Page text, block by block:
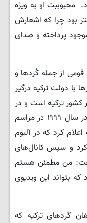
محبوببت او به ویژه
بود چرا که اشعارش
پرداخته و صدای
از جمله کُردها و
با دولت ترکیه درگیر
کشور ترکیه است و در
ایران طرفداران بسیار زیادی دارد. کایا در سال ۱۹۹۹ در مراسم
کرد که در آلبوم
کرد و سپس کانال‌های
گفت: من مطمئن هستم
بتواند این ویدیوی
کُردهای ترکیه که